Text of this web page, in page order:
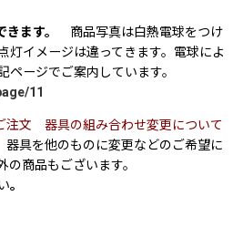
きます。 商品写真は白熱電球をつけ
イメージは違ってきます。電球によ
ページでご案内しています。
11
注文 器具の組み合わせ変更について
具を他のものに変更などのご希望に
商品もございます。
。